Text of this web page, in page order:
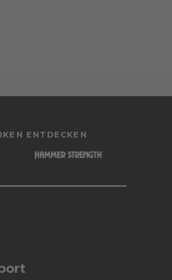
ENTDECKEN